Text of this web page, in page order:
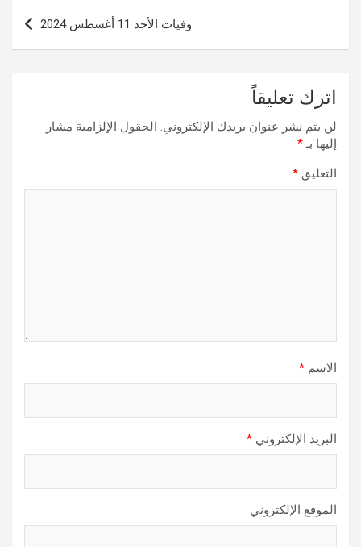
وفيات الأحد 11 أغسطس 2024
اترك تعليقاً
لن يتم نشر عنوان بريدك الإلكتروني. الحقول الإلزامية مشار
إليها بـ*
التعليق *
الاسم *
البريد الإلكتروني *
الموقع الإلكتروني